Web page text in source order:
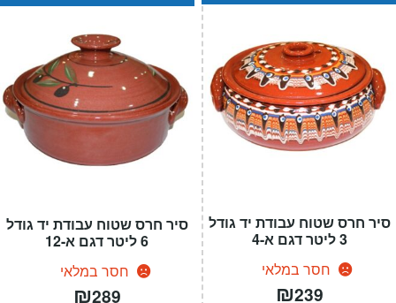
סיר חרס שטוח עבודת יד גודל
6 ליטר דגם א-12
חסר במלאי
₪289
סיר חרס שטוח עבודת יד גודל
3 ליטר דגם א-4
חסר במלאי
₪239